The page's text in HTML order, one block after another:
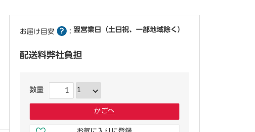
お届け目安 ： 翌営業日（土日祝、一部地域除く）
配送料弊社負担
数量
かごへ